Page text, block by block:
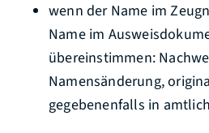
wenn der Name im
Name im
übereinstimmen:
Namensänderung,
gegebenenfalls in